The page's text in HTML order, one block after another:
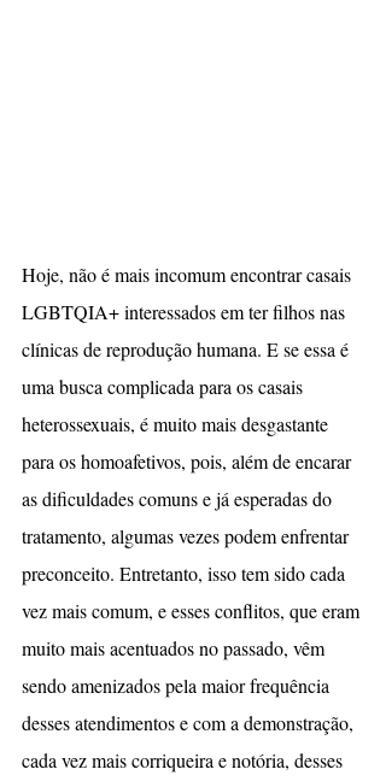
Hoje, não é mais incomum encontrar casais
LGBTQIA+ interessados em ter filhos nas
clínicas de reprodução humana. E se essa é
uma busca complicada para os casais
heterossexuais, é muito mais desgastante
para os homoafetivos, pois, além de encarar
as dificuldades comuns e já esperadas do
tratamento, algumas vezes podem enfrentar
preconceito. Entretanto, isso tem sido cada
vez mais comum, e esses conflitos, que eram
muito mais acentuados no passado, vêm
sendo amenizados pela maior frequência
desses atendimentos e com a demonstração,
cada vez mais corriqueira e notória, desses